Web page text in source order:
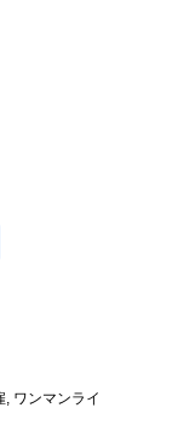
共
, ワンマンライ